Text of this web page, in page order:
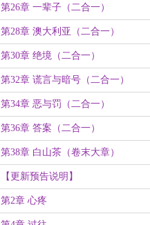
第26章 一辈子（二合一）
第28章 澳大利亚（二合一）
第30章 绝境（二合一）
第32章 谎言与暗号（二合一）
第34章 恶与罚（二合一）
第36章 答案（二合一）
第38章 白山茶（卷末大章）
【更新预告说明】
第2章 心疼